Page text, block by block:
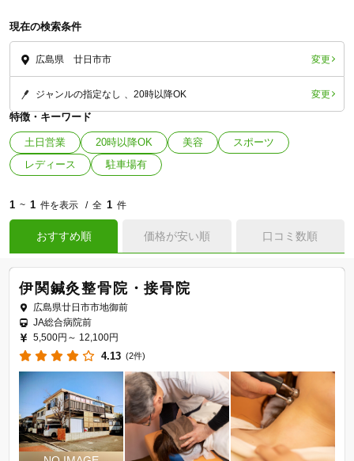
現在の検索条件
広島県 廿日市市 変更
ジャンルの指定なし 20時以降OK 変更
特徴・キーワード
土日営業 20時以降OK 美容
スポーツ
レディース
駐車場有
1 ~ 1 件を表示 全 1 件
おすすめ順 価格が安い順 口コミ数順
伊関鍼灸整骨院・接骨院
広島県廿日市市地御前
JA総合病院前
5,500円～ 12,100円
4.13 (2件)
「健康にはりを見た」